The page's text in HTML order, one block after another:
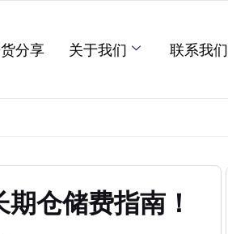
分享 关于我们 联系我们
仓储费指南！